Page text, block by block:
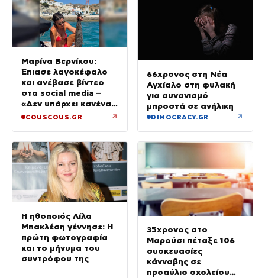
Μαρίνα Βερνίκου:
Έπιασε λαγοκέφαλο
και ανέβασε βίντεο
στα social media –
«Δεν υπάρχει κανένας
λόγος να φοβόμαστε»
COUSCOUS.GR ↗
66χρονος στη Νέα
Αγχίαλο στη φυλακή
για αυνανισμό
μπροστά σε ανήλικη
DIMOCRACY.GR ↗
Η ηθοποιός Λίλα
Μπακλέση γέννησε: Η
πρώτη φωτογραφία
και το μήνυμα του
συντρόφου της
35χρονος στο
Μαρούσι πέταξε 106
συσκευασίες
κάνναβης σε
προαύλιο σχολείου